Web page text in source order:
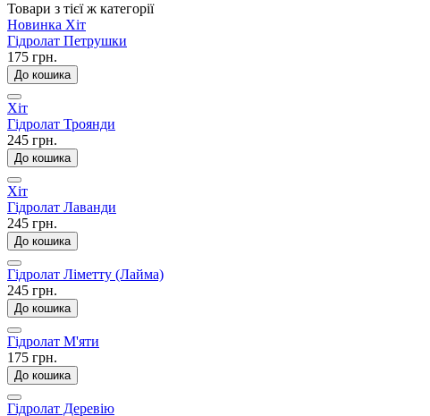
Товари з тієї ж категорії
Новинка Хіт
Гідролат Петрушки
175 грн.
До кошика
Хіт
Гідролат Троянди
245 грн.
До кошика
Хіт
Гідролат Лаванди
245 грн.
До кошика
Гідролат Ліметту (Лайма)
245 грн.
До кошика
Гідролат М'яти
175 грн.
До кошика
Гідролат Деревію